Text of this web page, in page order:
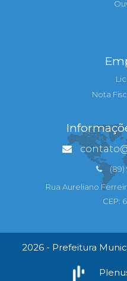
Nota
(89)
Rua Aureliano
CEP:
2026 - Prefeitura